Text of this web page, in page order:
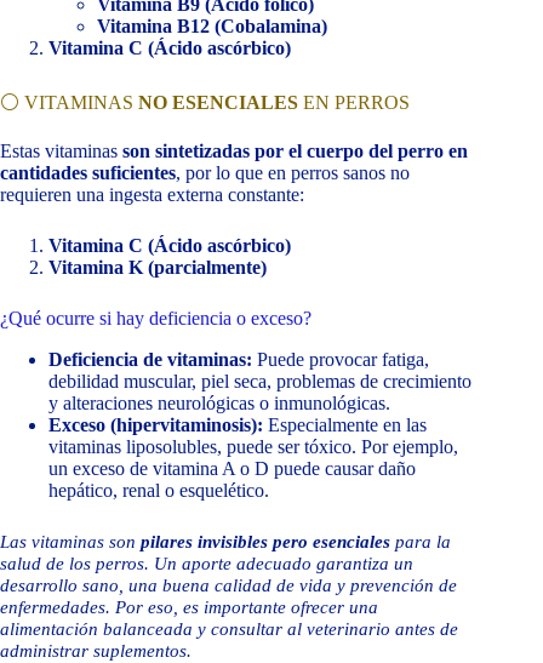
Vitamina B9 (Ácido fólico)
Vitamina B12 (Cobalamina)
Vitamina C (Ácido ascórbico)
⚪ VITAMINAS NO ESENCIALES EN PERROS
Estas vitaminas son sintetizadas por el cuerpo del perro en
cantidades suficientes, por lo que en perros sanos no
requieren una ingesta externa constante:
Vitamina C (Ácido ascórbico)
Vitamina K (parcialmente)
¿Qué ocurre si hay deficiencia o exceso?
Deficiencia de vitaminas: Puede provocar fatiga,
debilidad muscular, piel seca, problemas de crecimiento
y alteraciones neurológicas o inmunológicas.
Exceso (hipervitaminosis): Especialmente en las
vitaminas liposolubles, puede ser tóxico. Por ejemplo,
un exceso de vitamina A o D puede causar daño
hepático, renal o esquelético.
Las vitaminas son pilares invisibles pero esenciales para la
salud de los perros. Un aporte adecuado garantiza un
desarrollo sano, una buena calidad de vida y prevención de
enfermedades. Por eso, es importante ofrecer una
alimentación balanceada y consultar al veterinario antes de
administrar suplementos.